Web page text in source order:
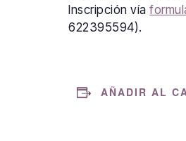
Inscripción vía
622395594).
AÑADIR AL